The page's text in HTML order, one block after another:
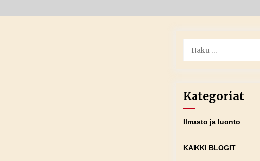
Kategoriat
Ilmasto ja luonto
KAIKKI BLOGIT